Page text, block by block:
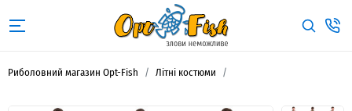
Риболовний магазин Opt-Fish Літні костюми